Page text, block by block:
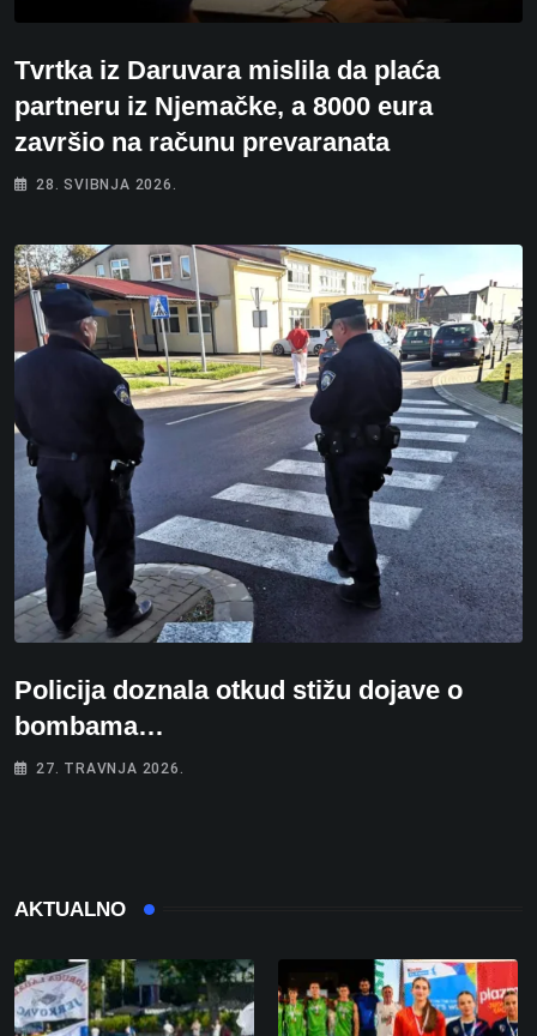
Tvrtka iz Daruvara mislila da plaća
partneru iz Njemačke, a 8000 eura
završio na računu prevaranata
28. SVIBNJA 2026.
Policija doznala otkud stižu dojave o
bombama…
27. TRAVNJA 2026.
AKTUALNO